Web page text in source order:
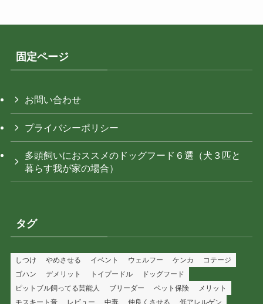
固定ページ
お問い合わせ
プライバシーポリシー
多頭飼いにおススメのドッグフード６選（犬３匹と
暮らす我が家の場合）
タグ
しつけ やめさせる イベント ウェルフー ケンカ
コテージ
ゴハン
デメリット トイプードル
ドッグフード
ピットブル飼ってる芸能人
ブリーダー ペット保険
メリット
モスキート音
レビュー 中毒 仲良くさせる 低アレルゲン